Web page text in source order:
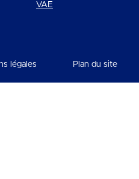
VAE
légales Plan du site